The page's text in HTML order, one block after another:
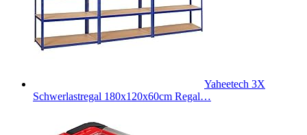
Yaheetech 3X
Schwerlastregal 180x120x60cm Regal…